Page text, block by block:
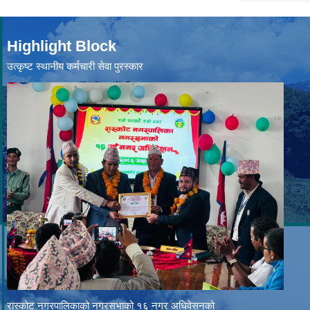
Highlight Block
उत्‍कृष्ट स्थानीय कर्मचारी सेवा पुरस्कार
रास्कोट नगरपालिकाको नगरसभाको १६ नगर अधिवेसनको